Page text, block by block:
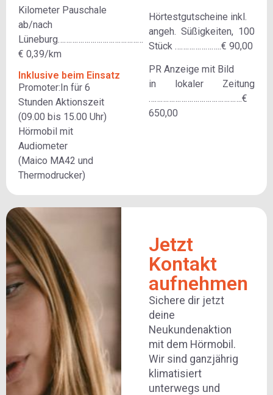
Kilometer Pauschale
ab/nach
Lüneburg……………………………………
€ 0,39/km
Inklusive beim Einsatz
Promoter:In für 6
Stunden Aktionszeit
(09.00 bis 15.00 Uhr)
Hörmobil mit
Audiometer
(Maico MA42 und
Thermodrucker)
Hörtestgutscheine inkl.
angeh. Süßigkeiten, 100
Stück …………………..€ 90,00
PR Anzeige mit Bild
in lokaler Zeitung
……………………………………….€
650,00
Jetzt
Kontakt
aufnehmen
Sichere dir jetzt
deine
Neukundenaktion
mit dem Hörmobil.
Wir sind ganzjährig
klimatisiert
unterwegs und